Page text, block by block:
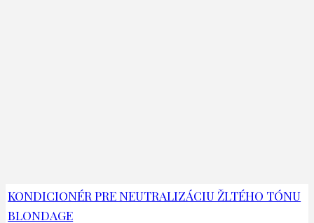
KONDICIONÉR PRE NEUTRALIZÁCIU ŽLTÉHO TÓNU
BLONDAGE